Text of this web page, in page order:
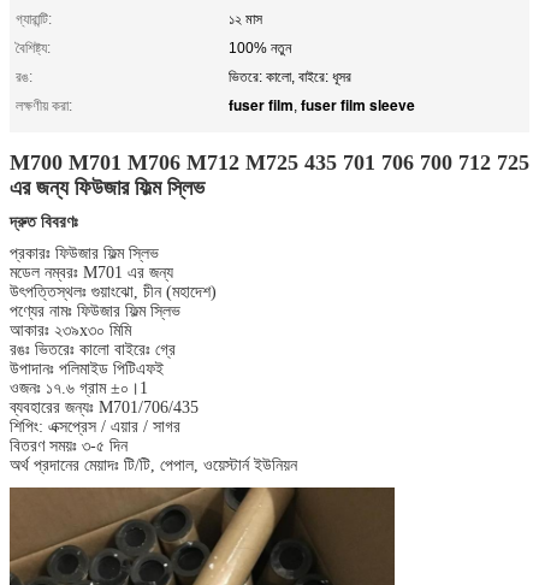
গ্যারান্টি:
১২ মাস
বৈশিষ্ট্য:
100% নতুন
রঙ:
ভিতরে: কালো, বাইরে: ধূসর
লক্ষণীয় করা:
fuser film, fuser film sleeve
M700 M701 M706 M712 M725 435 701 706 700 712 725
এর জন্য ফিউজার ফিল্ম স্লিভ
দ্রুত বিবরণঃ
প্রকারঃ ফিউজার ফিল্ম স্লিভ
মডেল নম্বরঃ M701 এর জন্য
উৎপত্তিস্থলঃ গুয়াংঝো, চীন (মহাদেশ)
পণ্যের নামঃ ফিউজার ফিল্ম স্লিভ
আকারঃ ২৩৯x৩০ মিমি
রঙঃ ভিতরেঃ কালো বাইরেঃ গ্রে
উপাদানঃ পলিমাইড পিটিএফই
ওজনঃ ১৭.৬ গ্রাম ±০।1
ব্যবহারের জন্যঃ M701/706/435
শিপিং: এক্সপ্রেস / এয়ার / সাগর
বিতরণ সময়ঃ ৩-৫ দিন
অর্থ প্রদানের মেয়াদঃ টি/টি, পেপাল, ওয়েস্টার্ন ইউনিয়ন